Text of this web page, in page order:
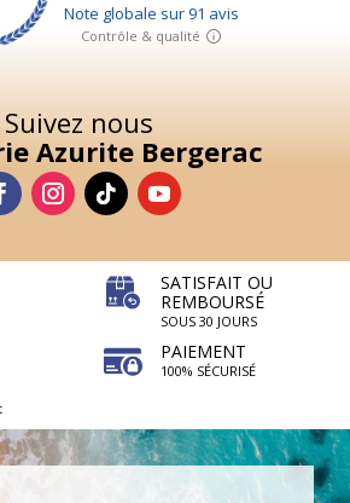
Suivez nous
Azurite Bergerac
SATISFAIT OU
REMBOURSÉ
SOUS 30 JOURS
PAIEMENT
100% SÉCURISÉ